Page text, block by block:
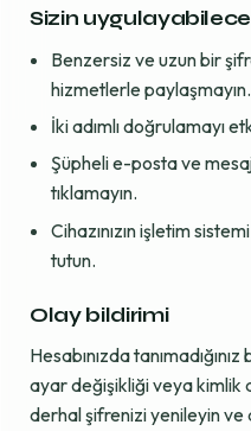
Sizin
Benzersiz ve uzun bir
hizmetlerle paylaşmayın.
İki adımlı doğrulamayı
Şüpheli e-posta ve
tıklamayın.
Cihazınızın işletim
tutun.
Olay bildirimi
Hesabınızda
ayar değişikliği veya kimlik
derhal şifrenizi yenileyin ve